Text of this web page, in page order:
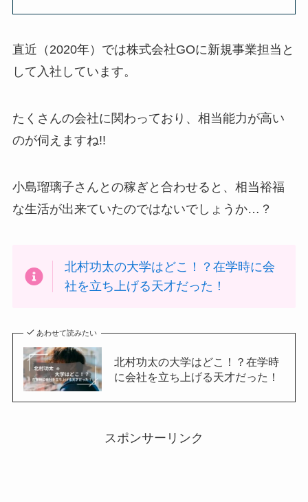
直近（2020年）では株式会社GOに新規事業担当と
して入社しています。
たくさんの会社に関わっており、相当能力が高い
のが伺えますね!!
小島瑠璃子さんとの稼ぎと合わせると、相当裕福
な生活が出来ていたのではないでしょうか…？
北村功太の大学はどこ！？在学時に会
社を立ち上げる天才だった！
あわせて読みたい
北村功太の大学はどこ！？在学時
に会社を立ち上げる天才だった！
スポンサーリンク